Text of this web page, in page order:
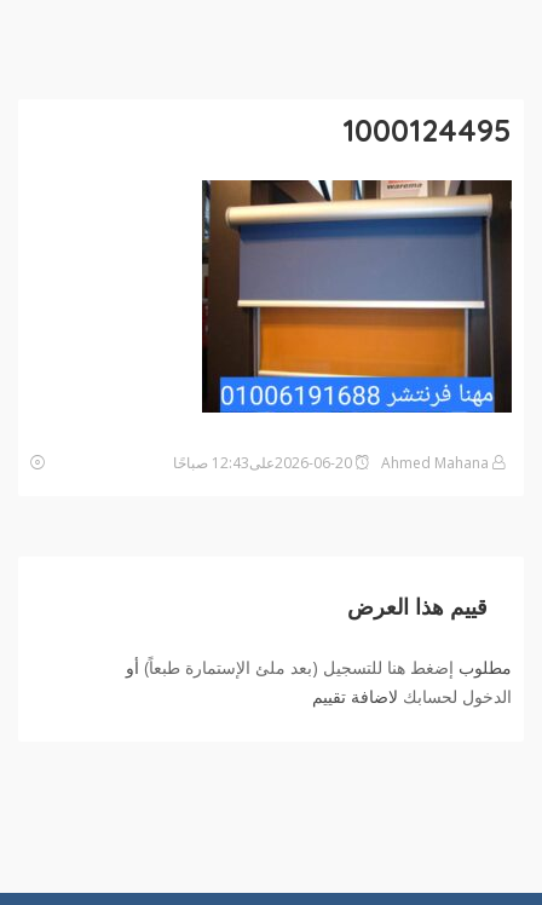
1000124495
قييم هذا العرض
مطلوب إضغط هنا للتسجيل (بعد ملئ الإستمارة طبعاً) أو
الدخول لحسابك لاضافة تقييم